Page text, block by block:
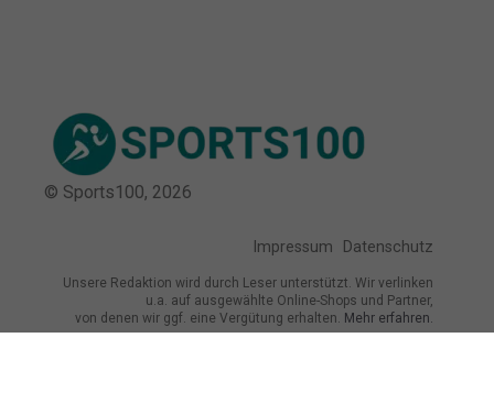
© Sports100, 2026
Impressum Datenschutz
Unsere Redaktion wird durch Leser unterstützt. Wir verlinken
u.a. auf ausgewählte Online-Shops und Partner,
von denen wir ggf. eine Vergütung erhalten. Mehr erfahren.